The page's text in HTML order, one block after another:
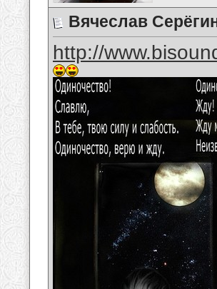
Вячеслав
http://